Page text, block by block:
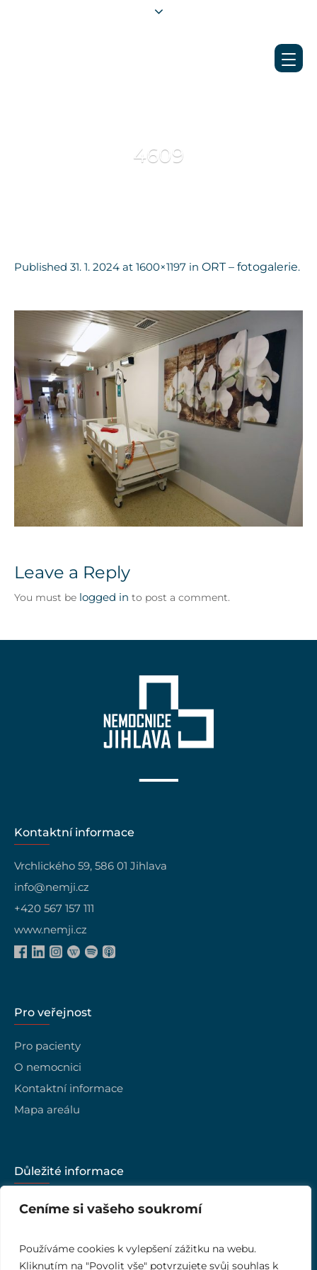
Ceníme si vašeho soukromí
Používáme cookies k vylepšení zážitku na webu.
Kliknutím na "Povolit vše" potvrzujete svůj souhlas k
4609
Published 31. 1. 2024 at 1600×1197 in ORT – fotogalerie.
Leave a Reply
You must be logged in to post a comment.
Kontaktní informace
Vrchlického 59, 586 01 Jihlava
info@nemji.cz
+420 567 157 111
www.nemji.cz
Pro veřejnost
Pro pacienty
O nemocnici
Kontaktní informace
Mapa areálu
Důležité informace
Kariéra
Kvalita